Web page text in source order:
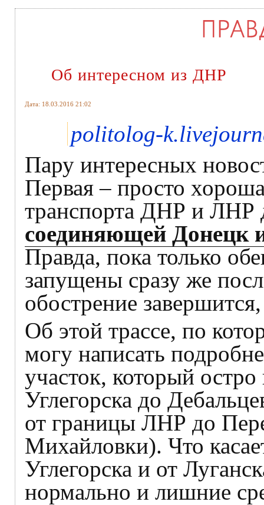
Об интересном из ДНР
Дата: 18.03.2016 21:02
politolog-
Пару интересных
Первая – просто
транспорта ДНР и
соединяющей Донецк
Правда, пока только
запущены сразу же
обострение
Об этой трассе, по
могу написать
участок, который
Углегорска до
от границы ЛНР до
Михайловки). Что
Углегорска и от
нормально и лишние